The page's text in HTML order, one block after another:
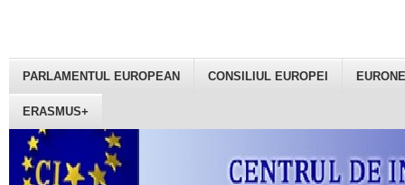
PARLAMENTUL EUROPEAN CONSILIUL EUROPEI
ERASMUS+